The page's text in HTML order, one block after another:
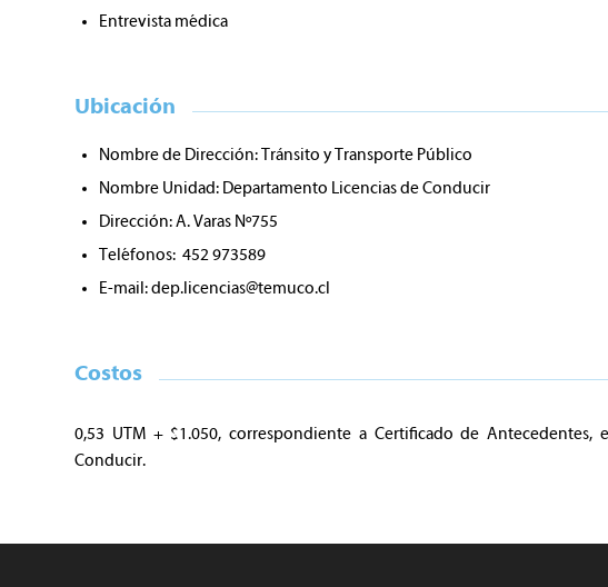
Entrevista médica
Ubicación
Nombre de Dirección: Tránsito y Transporte Público
Nombre Unidad: Departamento Licencias de Conducir
Dirección: A. Varas Nº755
Teléfonos: 452 973589
E-mail:dep.licencias@temuco.cl
Costos
0,53 UTM + $1.050, correspondiente a Certificado de
Conducir.